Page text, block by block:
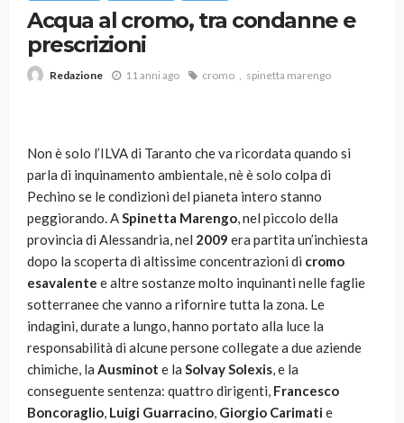
Acqua al cromo, tra condanne e
prescrizioni
Redazione 11 anni ago cromo spinetta marengo
Non è solo l’ILVA di Taranto che va ricordata quando si
parla di inquinamento ambientale, nè è solo colpa di
Pechino se le condizioni del pianeta intero stanno
peggiorando. ASpinetta Marengo, nel piccolo della
provincia di Alessandria, nel 2009 era partita un’inchiesta
dopo la scoperta di altissime concentrazioni di cromo
esavalente e altre sostanze molto inquinanti nelle faglie
sotterranee che vanno a rifornire tutta la zona. Le
indagini, durate a lungo, hanno portato alla luce la
responsabilità di alcune persone collegate a due aziende
chimiche, la Ausminot e la Solvay Solexis, e la
conseguente sentenza: quattro dirigenti, Francesco
Boncoraglio, Luigi Guarracino, Giorgio Carimatie